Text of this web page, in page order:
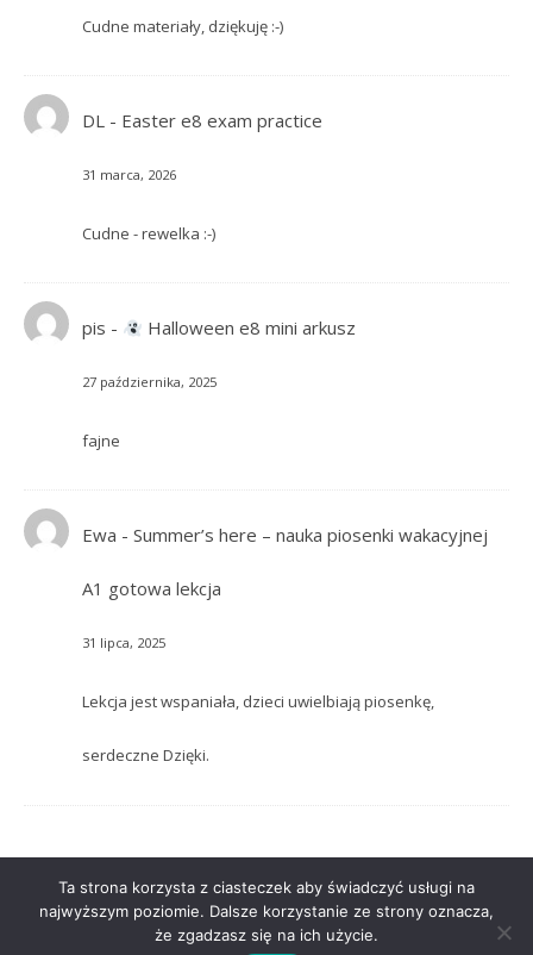
Cudne materiały, dziękuję :-)
DL- Easter e8 exam practice
31 marca, 2026
Cudne - rewelka :-)
pis - Halloween e8 mini arkusz
27 października, 2025
fajne
Ewa - Summer’s here – nauka piosenki wakacyjnej
A1 gotowa lekcja
31 lipca, 2025
Lekcja jest wspaniała, dzieci uwielbiają piosenkę,
serdeczne Dzięki.
Ta strona korzysta z ciasteczek aby świadczyć usługi na
najwyższym poziomie. Dalsze korzystanie ze strony oznacza,
że zgadzasz się na ich użycie.